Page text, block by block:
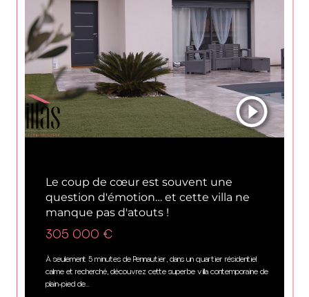
Le coup de cœur est souvent une
question d'émotion… et cette villa ne
manque pas d'atouts !
305 000 €
À seulement 5 minutes de Pennautier, dans un quartier résidentiel
calme et recherché, découvrez cette superbe villa contemporaine de
plain-pied de...